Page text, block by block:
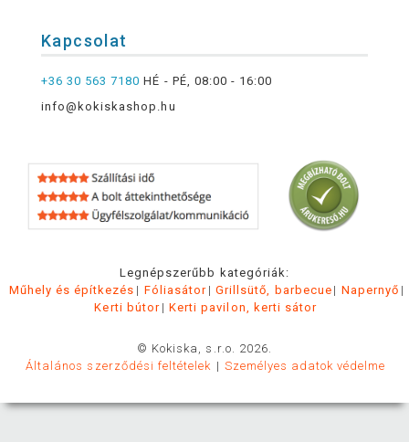
Kapcsolat
+36 30 563 7180 HÉ - PÉ, 08:00 - 16:00
info@kokiskashop.hu
Legnépszerűbb kategóriák:
Műhely és építkezés
Fóliasátor Grillsütő, barbecue
Napernyő
Kerti bútor
Kerti pavilon, kerti sátor
© Kokiska, s.r.o. 2026.
Általános szerződési feltételek
Személyes adatok védelme